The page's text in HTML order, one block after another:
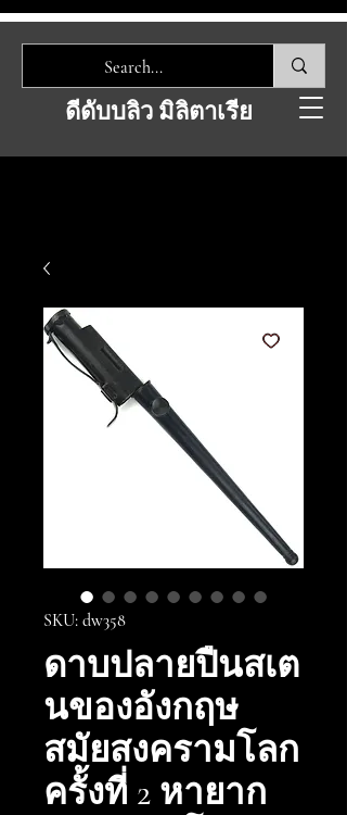
ดีดับบลิว มิลิตาเรีย
SKU: dw358
ดาบปลายปืนสเต
นของอังกฤษ
สมัยสงครามโลก
ครั้งที่ 2 หายาก